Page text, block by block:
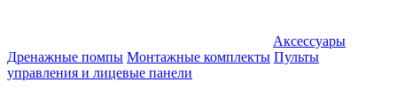
Аксессуары
Дренажные помпы Монтажные комплекты Пульты
управления и лицевые панели